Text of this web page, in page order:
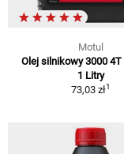
Motul
Olej silnikowy 3000 4T
1 Litry
73,03 zł1